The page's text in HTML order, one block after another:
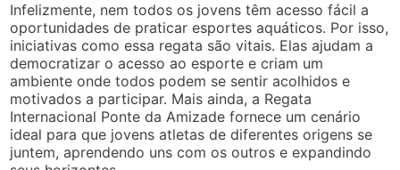
Infelizmente, nem todos os jovens têm acesso fácil a
oportunidades de praticar esportes aquáticos. Por isso,
iniciativas como essa regata são vitais. Elas ajudam a
democratizar o acesso ao esporte e criam um
ambiente onde todos podem se sentir acolhidos e
motivados a participar. Mais ainda, a Regata
Internacional Ponte da Amizade fornece um cenário
ideal para que jovens atletas de diferentes origens se
juntem, aprendendo uns com os outros e expandindo